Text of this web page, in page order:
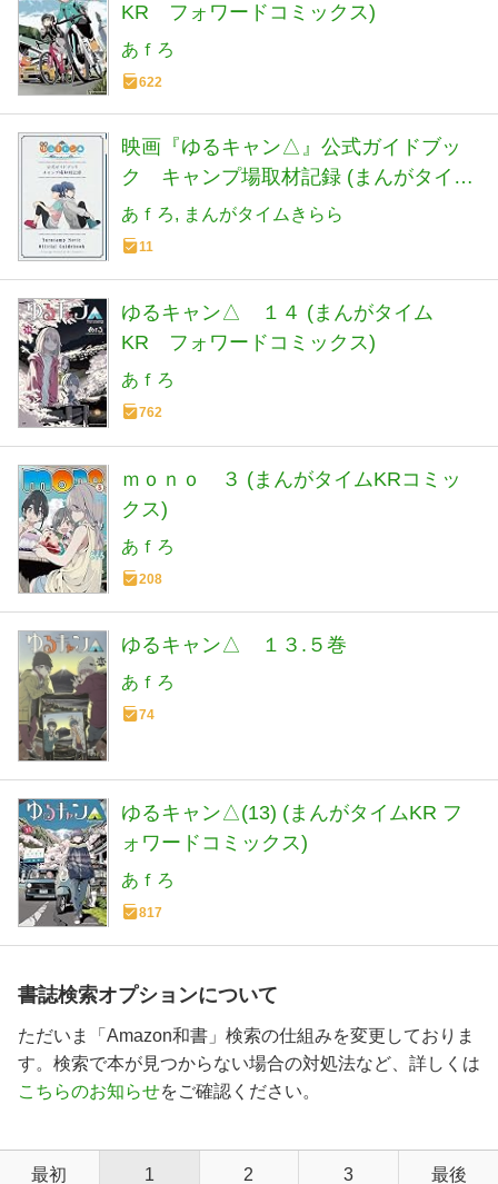
KR フォワードコミックス)
あｆろ
622
映画『ゆるキャン△』公式ガイドブッ
ク キャンプ場取材記録 (まんがタイム
KR フォワードコミックス)
あｆろ まんがタイムきらら
11
ゆるキャン△ １４ (まんがタイム
KR フォワードコミックス)
あｆろ
762
ｍｏｎｏ ３ (まんがタイムKRコミッ
クス)
あｆろ
208
ゆるキャン△ １３.５巻
あｆろ
74
ゆるキャン△(13) (まんがタイムKR フ
ォワードコミックス)
あｆろ
817
書誌検索オプションについて
ただいま「Amazon和書」検索の仕組みを変更しておりま
す。検索で本が見つからない場合の対処法など、詳しくは
こちらのお知らせをご確認ください。
最初 1 2 3 最後